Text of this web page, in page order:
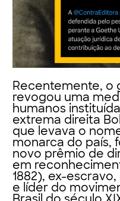
Recentemente, o
revogou uma
humanos
extrema direita
que levava o
monarca do país,
novo prêmio de
em
1882), ex-
e líder do